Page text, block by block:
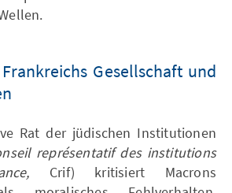
Gesellschaft und
Rat der jüdischen Institutionen
représentatif des institutions
Crif) kritisiert Macrons